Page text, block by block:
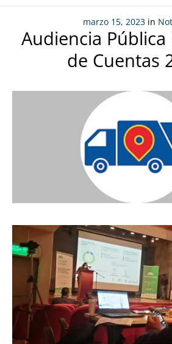
marzo 15, 2023in
Audiencia Pública
de Cuentas